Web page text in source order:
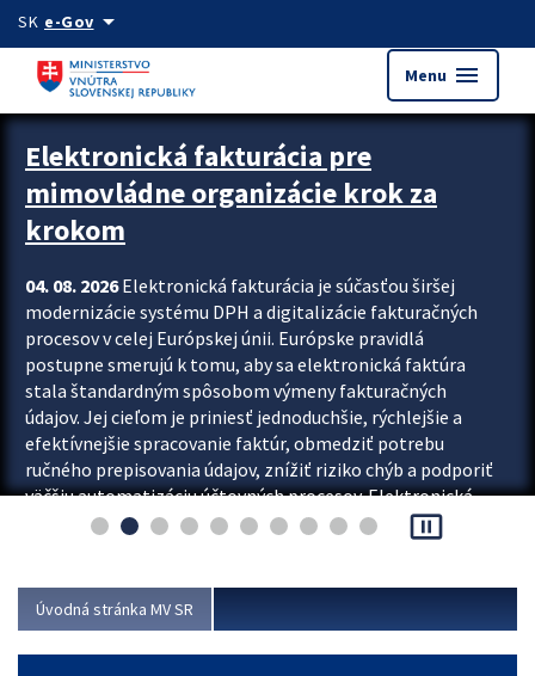
Preskocit na hlavný obsah
SK e-Govarrow_drop_down
Menu menu
Zastavit automatický posun upútavok
Elektronická fakturácia pre
mimovládne organizácie krok za
krokom
04. 08. 2026Elektronická fakturácia je súčasťou širšej
modernizácie systému DPH a digitalizácie fakturačných
procesov v celej Európskej únii. Európske pravidlá
postupne smerujú k tomu, aby sa elektronická faktúra
stala štandardným spôsobom výmeny fakturačných
údajov. Jej cieľom je priniesť jednoduchšie, rýchlejšie a
efektívnejšie spracovanie faktúr, obmedziť potrebu
ručného prepisovania údajov, znížiť riziko chýb a podporiť
väčšiu automatizáciu účtovných procesov. Elektronická
fakturácia preto nepredstavuje...
pause_presentation
Úvodná stránka MV SR